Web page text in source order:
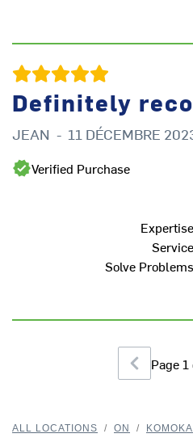
Definitely
JEAN - 11 DÉCEMBRE
Verified Purchase
Expertise
Service
Solve Problems
Page 1
ALL LOCATIONS / ON / KOMOKA